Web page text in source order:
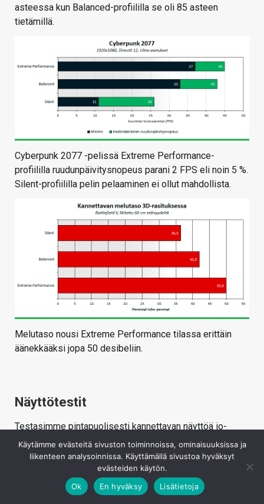
asteessa kun Balanced-profiililla se oli 85 asteen
tietämillä.
Cyberpunk 2077 -pelissä Extreme Performance-
profiililla ruudunpäivitysnopeus parani 2 FPS eli noin 5 %.
Silent-profiililla pelin pelaaminen ei ollut mahdollista.
Melutaso nousi Extreme Performance tilassa erittäin
äänekkääksi jopa 50 desibeliin.
Näyttötestit
Testasimme pintapuolisesti kannettavan näyttöä io-
techin näyttöartikkeleista tutuilla metodeilla. Näytön eri
mittaukset suoritimme Spyder 5 Elite- ja Xrite i1 Display
Pro – näytönkalibrointilaitteiden avulla.
Korkeimmillaan 144 hertsin virkistystaajuudella toimivan
Käytämme evästeitä sivuston toiminnoissa, ominaisuuksissa ja
liikenteen analysoinnissa. Käyttämällä sivustoa hyväksyt
evästeiden käytön.
Ok
En hyväksy Lisätietoja